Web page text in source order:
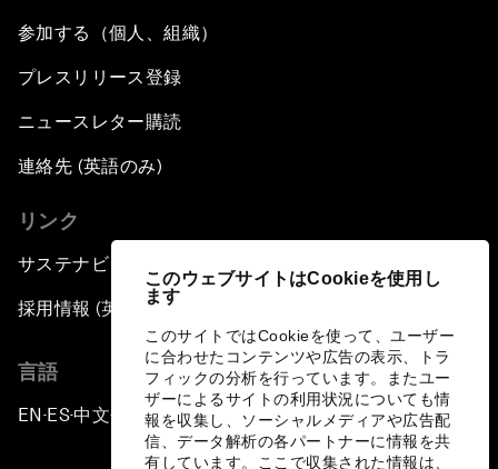
このウェブサイトはCookieを使用し
ます
このサイトではCookieを使って、ユーザー
に合わせたコンテンツや広告の表示、トラ
フィックの分析を行っています。またユー
ザーによるサイトの利用状況についても情
報を収集し、ソーシャルメディアや広告配
信、データ解析の各パートナーに情報を共
有しています。ここで収集された情報は、
参加する（個人、組織）
プレスリリース登録
ニュースレター購読
連絡先 (英語のみ)
リンク
サステナビリティへの取り組み
採用情報 (英語のみ)
言語
EN ▪ES▪中文▪ 日本語